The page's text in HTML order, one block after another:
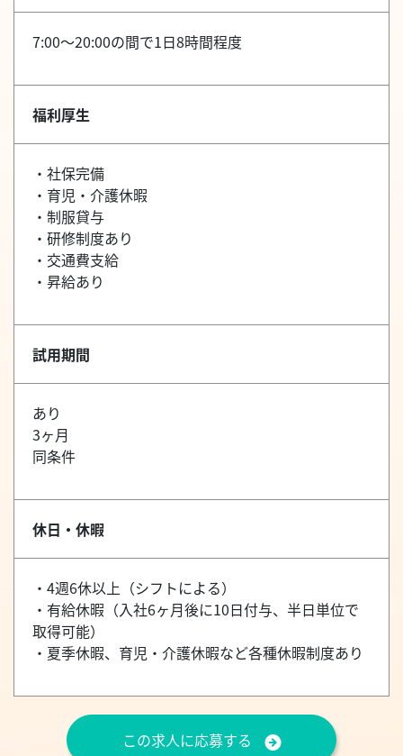
7:00～20:00の間で1日8時間程度
福利厚生
・社保完備
・育児・介護休暇
・制服貸与
・研修制度あり
・交通費支給
・昇給あり
試用期間
あり
3ヶ月
同条件
休日・休暇
・4週6休以上（シフトによる）
・有給休暇（入社6ヶ月後に10日付与、半日単位で
取得可能）
・夏季休暇、育児・介護休暇など各種休暇制度あり
この求人に応募する